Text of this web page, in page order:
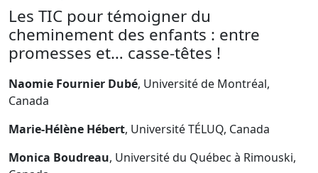
Les TIC pour témoigner du
cheminement des enfants : entre
promesses et… casse-têtes !
Naomie Fournier Dubé, Université de Montréal,
Canada
Marie-Hélène Hébert, Université TÉLUQ, Canada
Monica Boudreau, Université du Québec à Rimouski,